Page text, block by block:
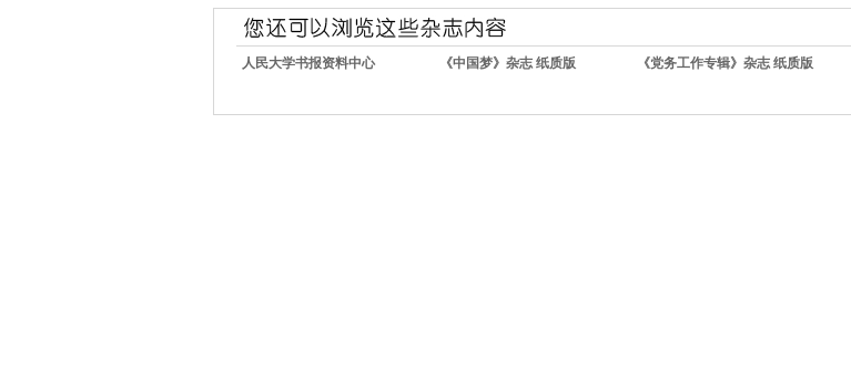
人民大学书报资料中心 《中国梦》杂志 纸质版 《党务工作专辑》杂志 纸质版